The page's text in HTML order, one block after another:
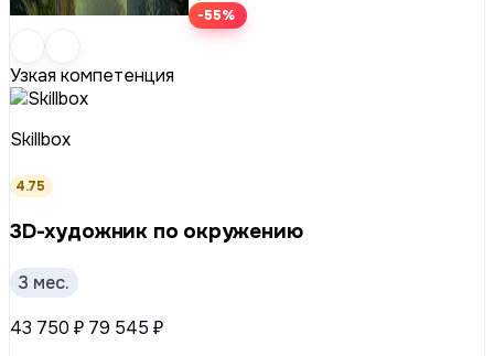
-55%
Узкая компетенция
Skillbox
4.75
3D-художник по окружению
3 мес.
43 750 ₽ 79 545 ₽